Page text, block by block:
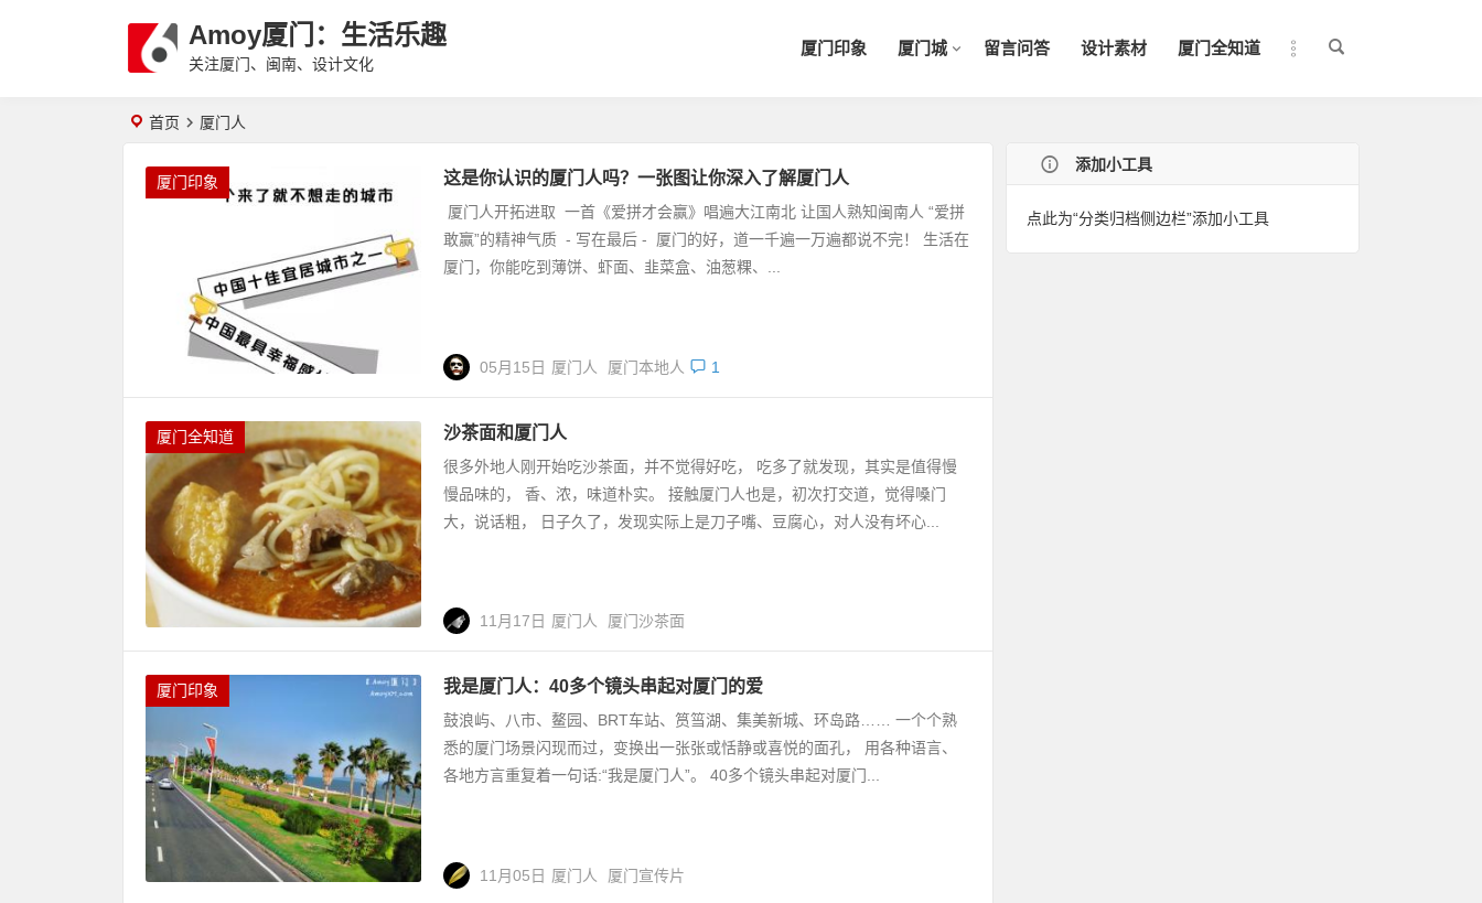
Amoy厦门：生活乐趣
关注厦门、闽南、设计文化
厦门印象 厦门城 留言问答 设计素材 厦门全知道
首页 厦门人
厦门印象 这是你认识的厦门人吗？一张图让你深入了解厦门人
厦门人开拓进取 一首《爱拼才会赢》唱遍大江南北 让国人熟知闽南人 “爱拼
敢赢”的精神气质 - 写在最后 - 厦门的好，道一千遍一万遍都说不完！ 生活在
厦门，你能吃到薄饼、虾面、韭菜盒、油葱粿、...
05月15日 厦门人 厦门本地人 1
厦门全知道 沙茶面和厦门人
很多外地人刚开始吃沙茶面，并不觉得好吃， 吃多了就发现，其实是值得慢
慢品味的， 香、浓，味道朴实。 接触厦门人也是，初次打交道，觉得嗓门
大，说话粗， 日子久了，发现实际上是刀子嘴、豆腐心，对人没有坏心...
11月17日 厦门人 厦门沙茶面
厦门印象 我是厦门人：40多个镜头串起对厦门的爱
鼓浪屿、八市、鳌园、BRT车站、筼筜湖、集美新城、环岛路…… 一个个熟
悉的厦门场景闪现而过，变换出一张张或恬静或喜悦的面孔， 用各种语言、
各地方言重复着一句话:“我是厦门人”。 40多个镜头串起对厦门...
11月05日 厦门人 厦门宣传片
添加小工具
点此为“分类归档侧边栏”添加小工具